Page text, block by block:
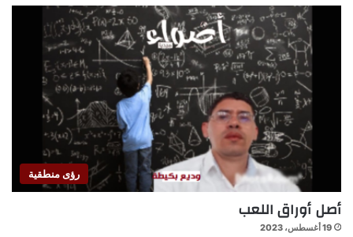
رؤى منطقية
أصل أوراق اللعب
19 أغسطس، 2023